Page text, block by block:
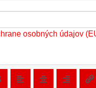
osobných údajov